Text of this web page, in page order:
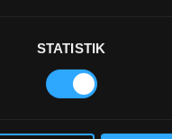
STATISTIK